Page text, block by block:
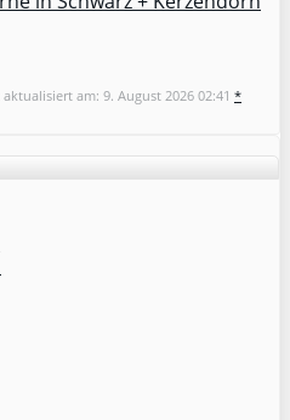
am: 9. August 2026 02:41 *